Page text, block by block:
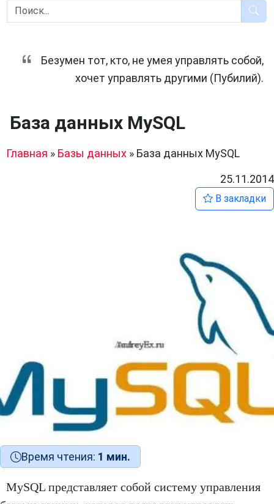
Безумен тот, кто, не умея управлять собой,
хочет управлять другими (Пубилий).
База данных MySQL
Главная » Базы данных » База данных MySQL
25.11.2014
В закладки
Время чтения: 1 мин.
MySQL представляет собой систему управления